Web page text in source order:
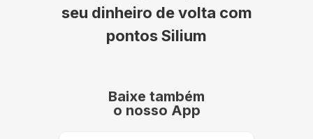
seu dinheiro de volta com
pontos Silium
Baixe também
o nosso App